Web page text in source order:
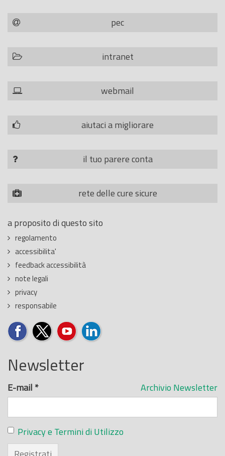
pec
intranet
webmail
aiutaci a migliorare
il tuo parere conta
rete delle cure sicure
a proposito di questo sito
regolamento
accessibilita'
feedback accessibilità
note legali
privacy
responsabile
Newsletter
Archivio Newsletter
E-mail *
Privacy e Termini di Utilizzo